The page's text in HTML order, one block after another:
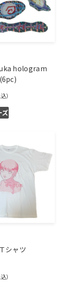
hologram
ズ
シャツ